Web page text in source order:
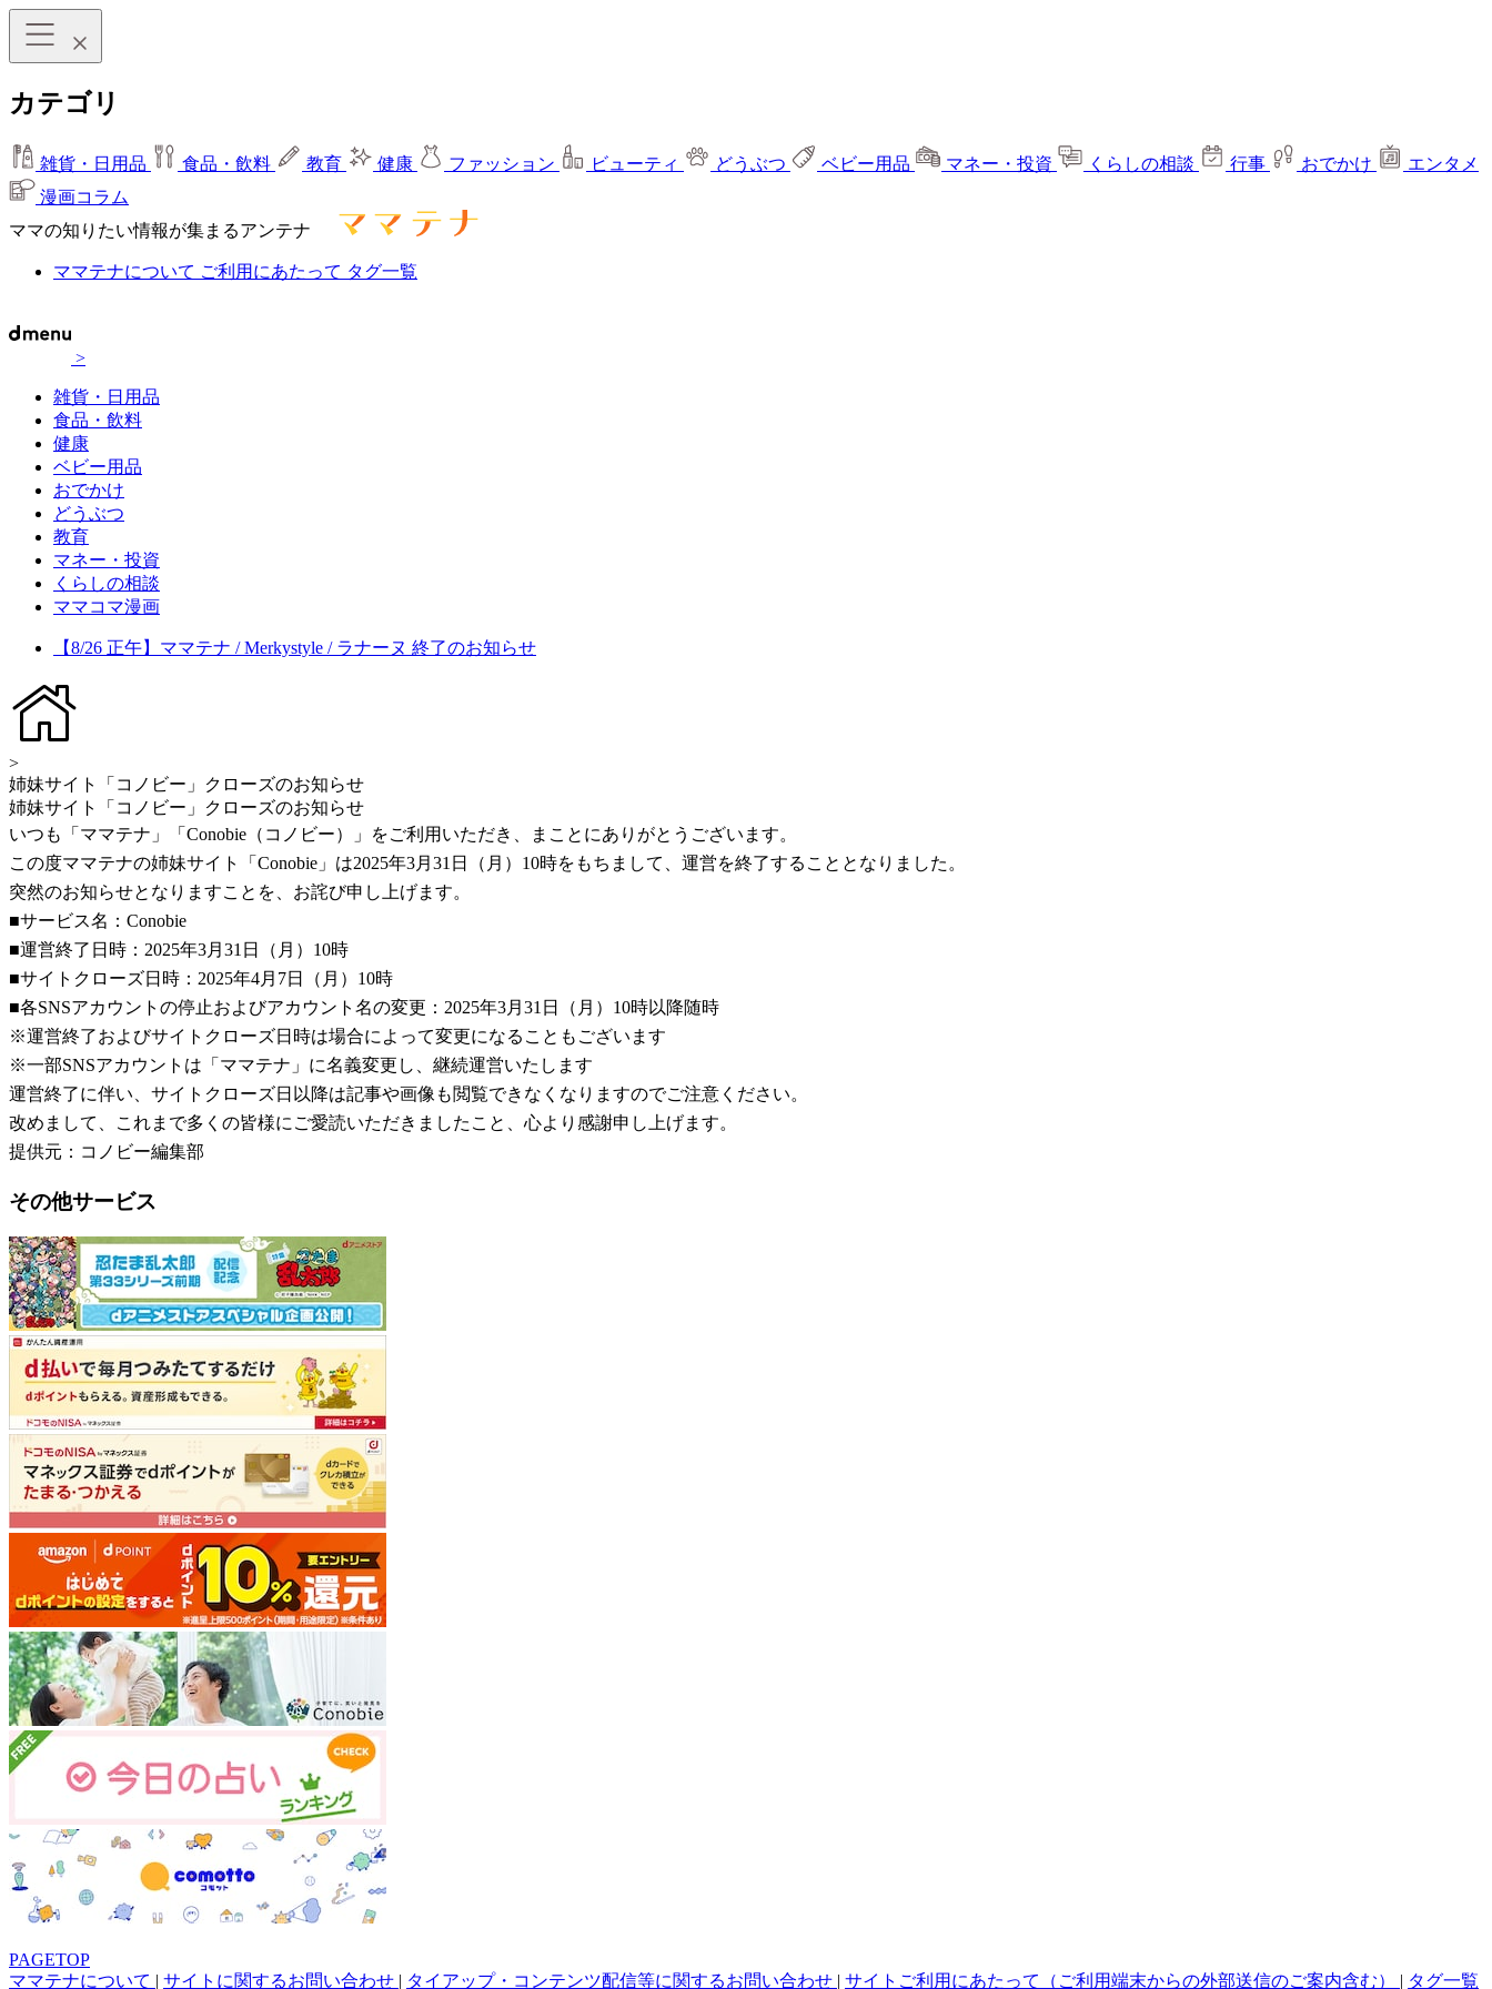
カテゴリ
雑貨・日用品 食品・飲料 教育 健康 ファッション ビューティ どうぶつ ベビー用品 マネー・投資 くらしの相談 行事 おでかけ
エンタメ
漫画コラム
ママの知りたい情報が集まるアンテナ
ママテナについて ご利用にあたって タグ一覧
>
雑貨・日用品
食品・飲料
健康
ベビー用品
おでかけ
どうぶつ
教育
マネー・投資
くらしの相談
ママコマ漫画
【8/26 正午】ママテナ / Merkystyle / ラナーヌ 終了のお知らせ
>
姉妹サイト「コノビー」クローズのお知らせ
姉妹サイト「コノビー」クローズのお知らせ
いつも「ママテナ」「Conobie（コノビー）」をご利用いただき、まことにありがとうございます。
この度ママテナの姉妹サイト「Conobie」は2025年3月31日（月）10時をもちまして、運営を終了することとなりました。
突然のお知らせとなりますことを、お詫び申し上げます。
■サービス名：Conobie
■運営終了日時：2025年3月31日（月）10時
■サイトクローズ日時：2025年4月7日（月）10時
■各SNSアカウントの停止およびアカウント名の変更：2025年3月31日（月）10時以降随時
※運営終了およびサイトクローズ日時は場合によって変更になることもございます
※一部SNSアカウントは「ママテナ」に名義変更し、継続運営いたします
運営終了に伴い、サイトクローズ日以降は記事や画像も閲覧できなくなりますのでご注意ください。
改めまして、これまで多くの皆様にご愛読いただきましたこと、心より感謝申し上げます。
提供元：コノビー編集部
その他サービス
PAGETOP
ママテナについて | サイトに関するお問い合わせ | タイアップ・コンテンツ配信等に関するお問い合わせ | サイトご利用にあたって（ご利用端末からの外部送信のご案内含む） | タグ一覧